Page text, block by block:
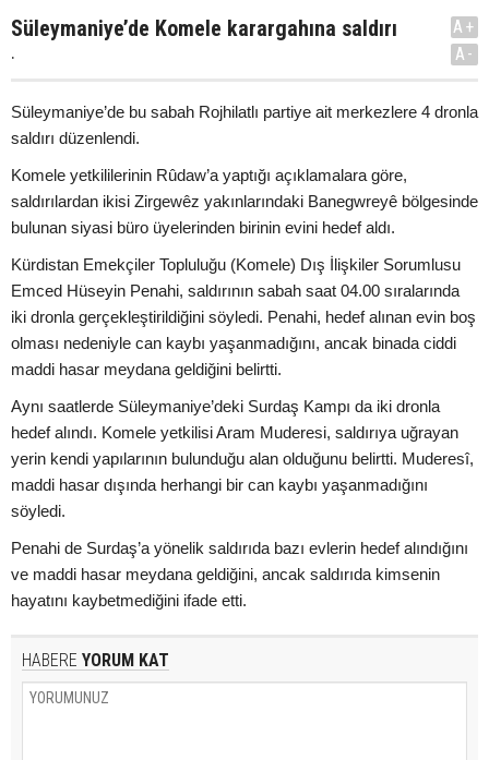
Süleymaniye’de Komele karargahına saldırı
.
A+
A-
Süleymaniye’de bu sabah Rojhilatlı partiye ait merkezlere 4 dronla
saldırı düzenlendi.
Komele yetkililerinin Rûdaw’a yaptığı açıklamalara göre,
saldırılardan ikisi Zirgewêz yakınlarındaki Banegwreyê bölgesinde
bulunan siyasi büro üyelerinden birinin evini hedef aldı.
Kürdistan Emekçiler Topluluğu (Komele) Dış İlişkiler Sorumlusu
Emced Hüseyin Penahi, saldırının sabah saat 04.00 sıralarında
iki dronla gerçekleştirildiğini söyledi. Penahi, hedef alınan evin boş
olması nedeniyle can kaybı yaşanmadığını, ancak binada ciddi
maddi hasar meydana geldiğini belirtti.
Aynı saatlerde Süleymaniye’deki Surdaş Kampı da iki dronla
hedef alındı. Komele yetkilisi Aram Muderesi, saldırıya uğrayan
yerin kendi yapılarının bulunduğu alan olduğunu belirtti. Muderesî,
maddi hasar dışında herhangi bir can kaybı yaşanmadığını
söyledi.
Penahi de Surdaş’a yönelik saldırıda bazı evlerin hedef alındığını
ve maddi hasar meydana geldiğini, ancak saldırıda kimsenin
hayatını kaybetmediğini ifade etti.
HABERE YORUM KAT